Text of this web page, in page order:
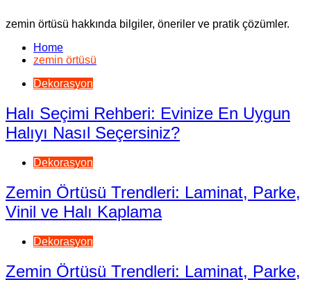
zemin örtüsü hakkında bilgiler, öneriler ve pratik çözümler.
Home
zemin örtüsü
Dekorasyon
Halı Seçimi Rehberi: Evinize En Uygun
Halıyı Nasıl Seçersiniz?
Dekorasyon
Zemin Örtüsü Trendleri: Laminat, Parke,
Vinil ve Halı Kaplama
Dekorasyon
Zemin Örtüsü Trendleri: Laminat, Parke,